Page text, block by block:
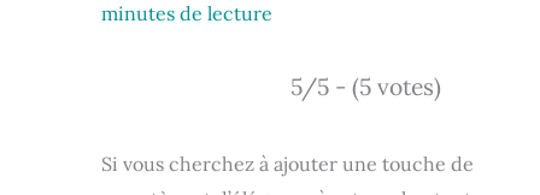
minutes de lecture
5/5 - (5 votes)
Si vous cherchez à ajouter une touche de